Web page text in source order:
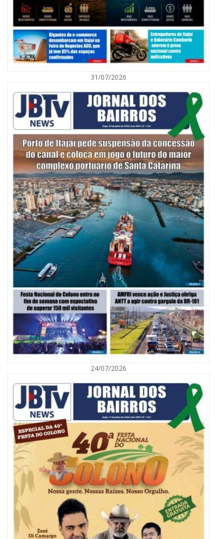
Itajaí avança na implantação do Método Wolbachia para o combate à
ITAPEMA
05/08/2026 | 07:00
Viva Praia terá edição especial de Dia dos Pais com atrações para toda a
NAVEGANTES
31/07/2026
24/07/2026